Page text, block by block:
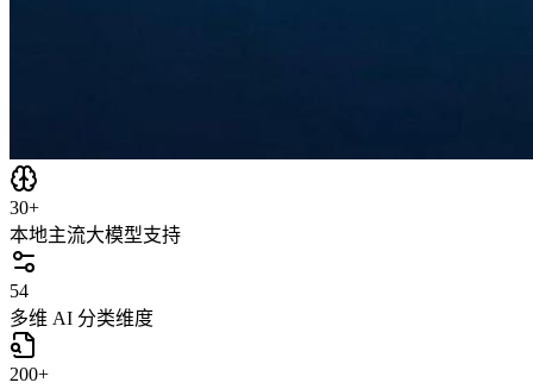
30+
本地主流大模型支持
54
多维 AI 分类维度
200+